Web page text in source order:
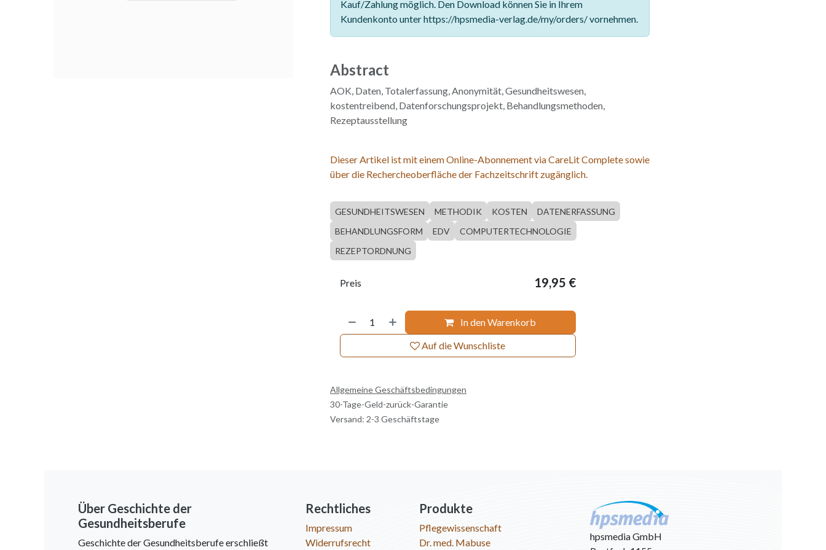
Kauf/Zahlung möglich. Den Download können Sie in Ihrem
Kundenkonto unter https://hpsmedia-verlag.de/my/orders/ vornehmen.
Abstract
AOK, Daten, Totalerfassung, Anonymität, Gesundheitswesen,
kostentreibend, Datenforschungsprojekt, Behandlungsmethoden,
Rezeptausstellung
Dieser Artikel ist mit einem Online-Abonnement via CareLit Complete sowie
über die Rechercheoberfläche der Fachzeitschrift zugänglich.
GESUNDHEITSWESEN METHODIK KOSTEN
DATENERFASSUNG
BEHANDLUNGSFORM
EDV
COMPUTERTECHNOLOGIE
REZEPTORDNUNG
In den Warenkorb
Auf die Wunschliste
Preis 19,95 €
Allgemeine Geschäftsbedingungen
30-Tage-Geld-zurück-Garantie
Versand: 2-3 Geschäftstage
Über Geschichte der
Gesundheitsberufe
Geschichte der Gesundheitsberufe erschließt
Rechtliches
Impressum
Widerrufsrecht
Produkte
Pflegewissenschaft
Dr. med. Mabuse
hpsmedia GmbH